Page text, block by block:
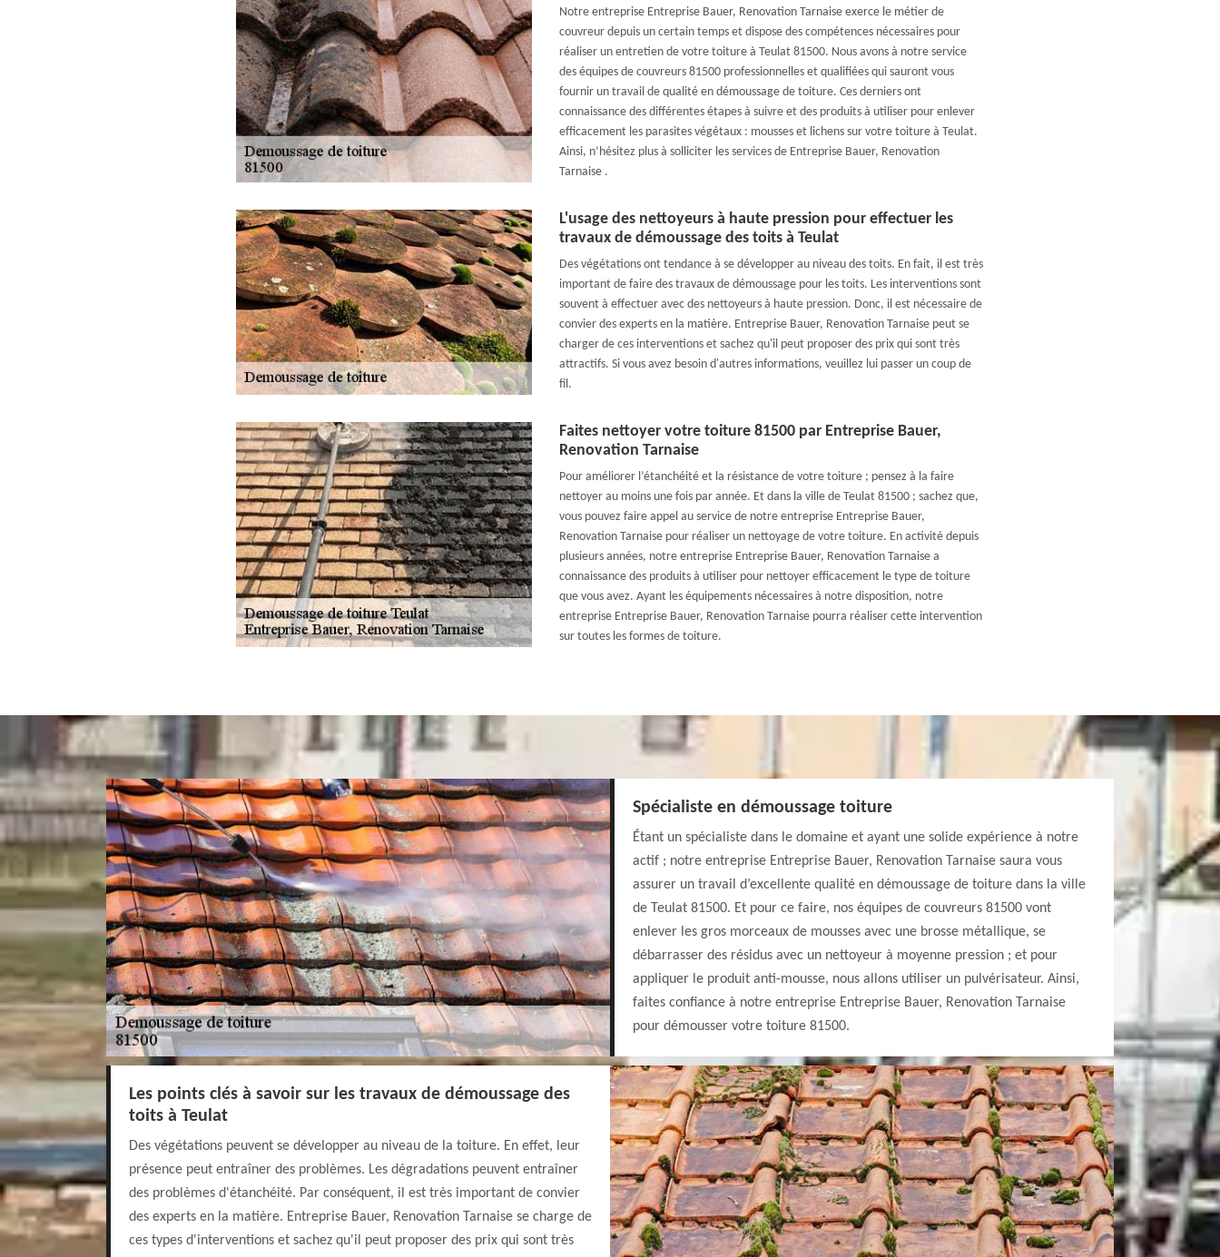
Notre entreprise Entreprise Bauer, Renovation Tarnaise exerce le métier de
couvreur depuis un certain temps et dispose des compétences nécessaires pour
réaliser un entretien de votre toiture à Teulat 81500. Nous avons à notre service
des équipes de couvreurs 81500 professionnelles et qualifiées qui sauront vous
fournir un travail de qualité en démoussage de toiture. Ces derniers ont
connaissance des différentes étapes à suivre et des produits à utiliser pour enlever
efficacement les parasites végétaux : mousses et lichens sur votre toiture à Teulat.
Ainsi, n’hésitez plus à solliciter les services de Entreprise Bauer, Renovation
Tarnaise .
L'usage des nettoyeurs à haute pression pour effectuer les
travaux de démoussage des toits à Teulat
Des végétations ont tendance à se développer au niveau des toits. En fait, il est très
important de faire des travaux de démoussage pour les toits. Les interventions sont
souvent à effectuer avec des nettoyeurs à haute pression. Donc, il est nécessaire de
convier des experts en la matière. Entreprise Bauer, Renovation Tarnaise peut se
charger de ces interventions et sachez qu'il peut proposer des prix qui sont très
attractifs. Si vous avez besoin d'autres informations, veuillez lui passer un coup de
fil.
Faites nettoyer votre toiture 81500 par Entreprise Bauer,
Renovation Tarnaise
Pour améliorer l’étanchéité et la résistance de votre toiture ; pensez à la faire
nettoyer au moins une fois par année. Et dans la ville de Teulat 81500 ; sachez que,
vous pouvez faire appel au service de notre entreprise Entreprise Bauer,
Renovation Tarnaise pour réaliser un nettoyage de votre toiture. En activité depuis
plusieurs années, notre entreprise Entreprise Bauer, Renovation Tarnaise a
connaissance des produits à utiliser pour nettoyer efficacement le type de toiture
que vous avez. Ayant les équipements nécessaires à notre disposition, notre
entreprise Entreprise Bauer, Renovation Tarnaise pourra réaliser cette intervention
sur toutes les formes de toiture.
Spécialiste en démoussage toiture
Étant un spécialiste dans le domaine et ayant une solide expérience à notre
actif ; notre entreprise Entreprise Bauer, Renovation Tarnaise saura vous
assurer un travail d’excellente qualité en démoussage de toiture dans la ville
de Teulat 81500. Et pour ce faire, nos équipes de couvreurs 81500 vont
enlever les gros morceaux de mousses avec une brosse métallique, se
débarrasser des résidus avec un nettoyeur à moyenne pression ; et pour
appliquer le produit anti-mousse, nous allons utiliser un pulvérisateur. Ainsi,
faites confiance à notre entreprise Entreprise Bauer, Renovation Tarnaise
pour démousser votre toiture 81500.
Les points clés à savoir sur les travaux de démoussage des
toits à Teulat
Des végétations peuvent se développer au niveau de la toiture. En effet, leur
présence peut entraîner des problèmes. Les dégradations peuvent entraîner
des problèmes d'étanchéité. Par conséquent, il est très important de convier
des experts en la matière. Entreprise Bauer, Renovation Tarnaise se charge de
ces types d'interventions et sachez qu'il peut proposer des prix qui sont très